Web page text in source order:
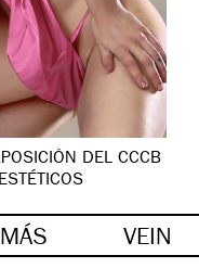
DEL CCCB
MÁS VEIN